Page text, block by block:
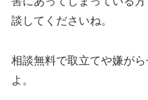
談してくださいね。
相談無料で取立てや嫌が
よ。